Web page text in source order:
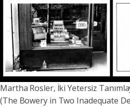
Martha Rosler, İki Yetersiz
(The Bowery in Two Inadequate